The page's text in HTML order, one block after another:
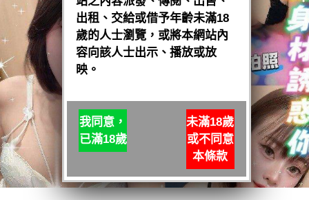
出租、交給或借予年齡未滿18
歲的人士瀏覽，或將本網站內
容向該人士出示、播放或放
映。
我同意，
已滿18歲
未滿18歲
或不同意
本條款